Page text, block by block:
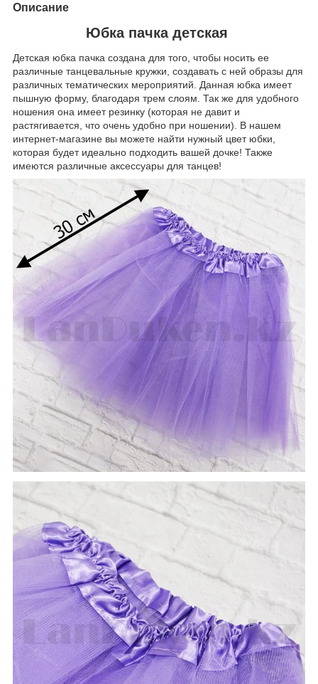
Описание
Юбка пачка детская
Детская юбка пачка создана для того, чтобы носить ее
различные танцевальные кружки, создавать с ней образы для
различных тематических мероприятий. Данная юбка имеет
пышную форму, благодаря трем слоям. Так же для удобного
ношения она имеет резинку (которая не давит и
растягивается, что очень удобно при ношении). В нашем
интернет-магазине вы можете найти нужный цвет юбки,
которая будет идеально подходить вашей дочке! Также
имеются различные аксессуары для танцев!